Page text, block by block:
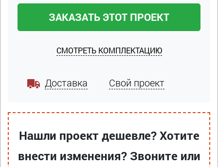
ЗАКАЗАТЬ ЭТОТ ПРОЕКТ
СМОТРЕТЬ КОМПЛЕКТАЦИЮ
Доставка Свой проект
Нашли проект дешевле? Хотите
внести изменения? Звоните или